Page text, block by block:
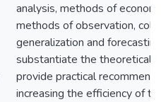
analysis, methods of
methods of observation,
generalization and
substantiate the theoretical
provide practical
increasing the efficiency of